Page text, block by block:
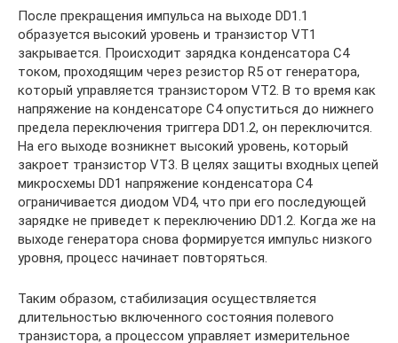
После прекращения импульса на выходе DD1.1
образуется высокий уровень и транзистор VT1
закрывается. Происходит зарядка конденсатора С4
током, проходящим через резистор R5 от генератора,
который управляется транзистором VT2. В то время как
напряжение на конденсаторе С4 опуститься до нижнего
предела переключения триггера DD1.2, он переключится.
На его выходе возникнет высокий уровень, который
закроет транзистор VT3. В целях защиты входных цепей
микросхемы DD1 напряжение конденсатора С4
ограничивается диодом VD4, что при его последующей
зарядке не приведет к переключению DD1.2. Когда же на
выходе генератора снова формируется импульс низкого
уровня, процесс начинает повторяться.
Таким образом, стабилизация осуществляется
длительностью включенного состояния полевого
транзистора, а процессом управляет измерительное